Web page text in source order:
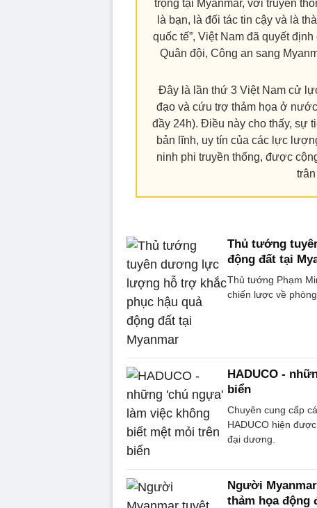
trọng tại Myanmar, với truyền
là bạn, là đối tác tin cậy và là
quốc tế”, Việt Nam đã quyết
Quân đội, Công an sang
Đây là lần thứ 3 Việt Nam cử
đạo và cứu trợ thảm họa ở
đầy 24h). Điều này cho thấy, sự
bản lĩnh, uy tín của các lực
ninh phi truyền thống, được
Thủ tướng
động đất tại
Thủ tướng Phạm
chiến lược về
HADUCO -
biển
Chuyên cung cấp
HADUCO hiện
đại dương.
Người
thảm họa động